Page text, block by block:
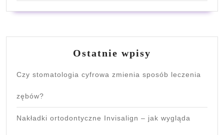
Ostatnie wpisy
Czy stomatologia cyfrowa zmienia sposób leczenia
zębów?
Nakładki ortodontyczne Invisalign – jak wygląda